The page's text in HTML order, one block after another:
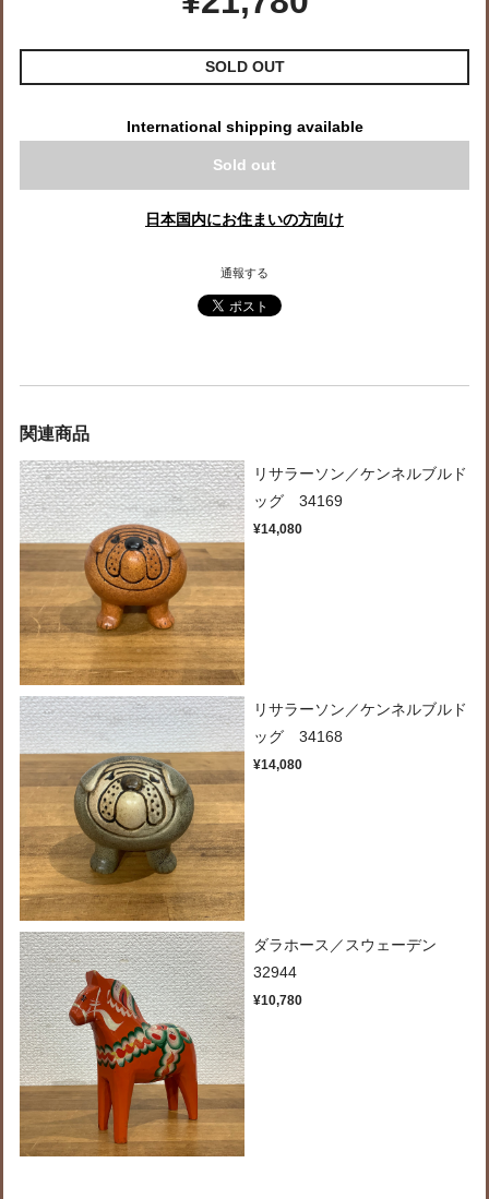
SOLD OUT
International shipping available
Sold out
日本国内にお住まいの方向け
通報する
関連商品
リサラーソン／ケンネルブルド
ッグ 34169
¥14,080
リサラーソン／ケンネルブルド
ッグ 34168
¥14,080
ダラホース／スウェーデン
32944
¥10,780